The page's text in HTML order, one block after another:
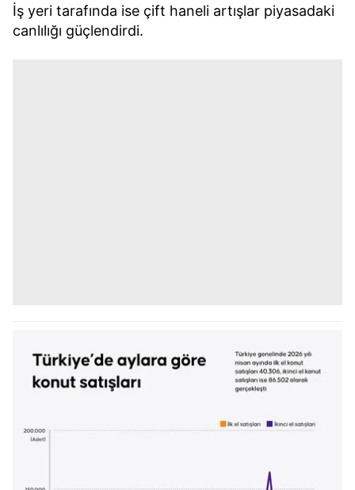
İş yeri tarafında ise çift haneli artışlar piyasadaki
canlılığı güçlendirdi.